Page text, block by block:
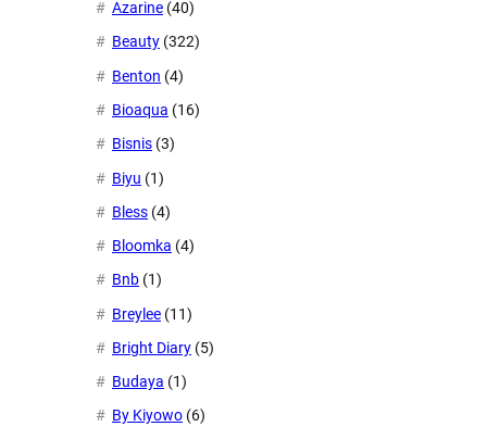
Azarine (40)
Beauty (322)
Benton (4)
Bioaqua (16)
Bisnis (3)
Biyu (1)
Bless (4)
Bloomka (4)
Bnb (1)
Breylee (11)
Bright Diary (5)
Budaya (1)
By Kiyowo (6)